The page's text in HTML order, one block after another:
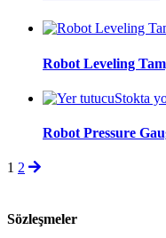
Robot Leveling
Stokta
Robot Pressure
1 2
Sözleşmeler